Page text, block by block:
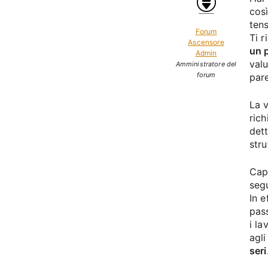
Forum
Ascensore
Admin
Amministratore del
forum
Ti
un
La
In
i
seri